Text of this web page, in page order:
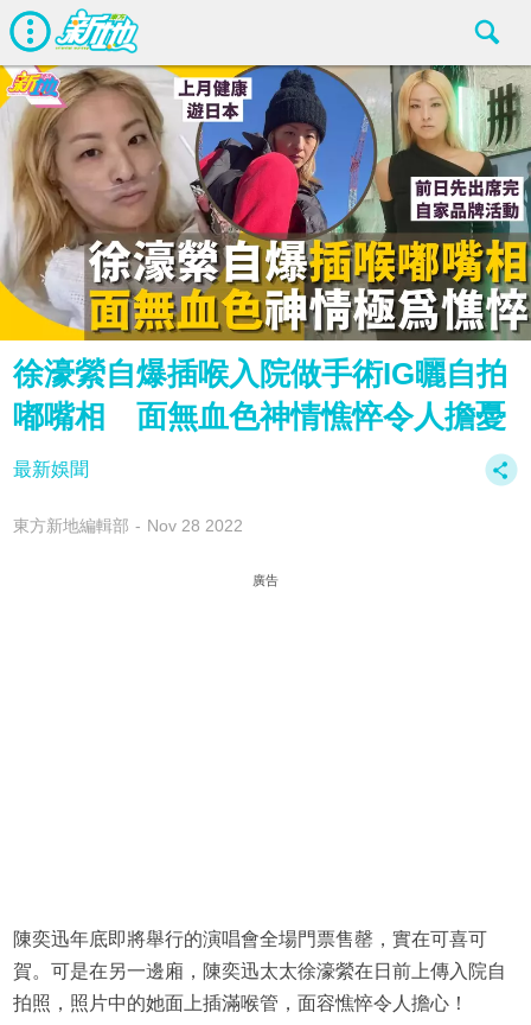
徐濠縈自爆插喉入院做手術IG曬自拍
嘟嘴相 面無血色神情憔悴令人擔憂
最新娛聞
東方新地編輯部 Nov 28 2022
廣告
陳奕迅年底即將舉行的演唱會全場門票售罄，實在可喜可
賀。可是在另一邊廂，陳奕迅太太徐濠縈在日前上傳入院自
拍照，照片中的她面上插滿喉管，面容憔悴令人擔心！